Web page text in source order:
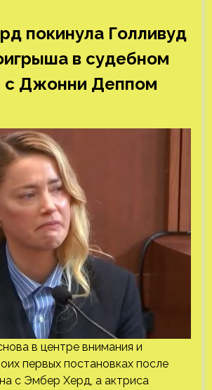
покинула Голливуд
в судебном
с Джонни Деппом
в центре внимания и
первых постановках после
с Эмбер Херд, а актриса